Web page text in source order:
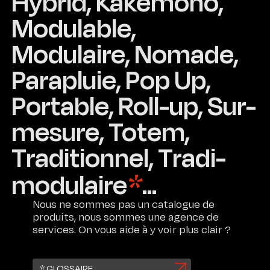
Certifications
l’ingénierie
de
valeur
à
chaque
projet,
sans
compromettre
ni
la
qualité
finale,
ni
le
calendrier.
conception
Nous
orchestrons
l'ensemble
la
pour
garantir
une
exécution
sans
faille,
la
planification
des
transports
Nous
offrons
des
solutions
de
stockage
flexibles,
stratégiquement
à
et
dans
monde,
permettre
Modulable,
Modulaire, Nomade,
Parapluie, Pop Up,
Portable, Roll-up, Sur-
mesure, Totem,
Traditionnel, Tradi-
modulaire*...
Nous ne sommes pas un catalogue de
produits, nous sommes une agence de
services. On vous aide à y voir plus clair ?